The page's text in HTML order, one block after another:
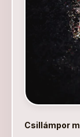
Csillámpor